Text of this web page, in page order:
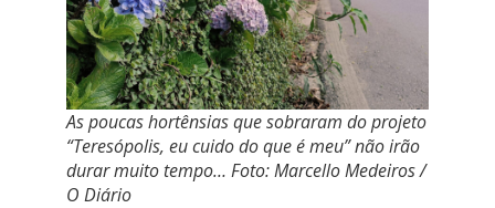
As poucas hortênsias que sobraram do projeto
“Teresópolis, eu cuido do que é meu” não irão
durar muito tempo… Foto: Marcello Medeiros /
O Diário